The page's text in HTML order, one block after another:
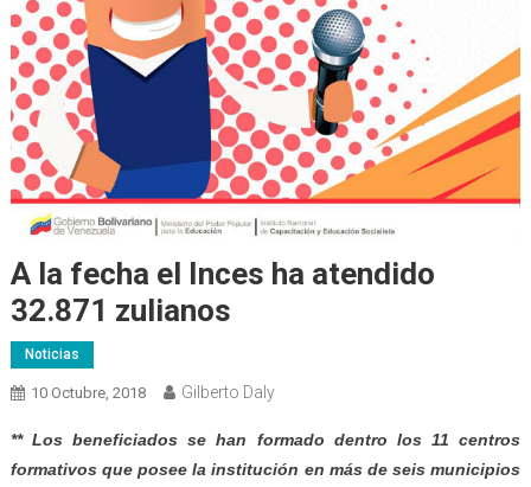
A la fecha el Inces ha atendido
32.871 zulianos
Noticias
10 Octubre, 2018 Gilberto Daly
** Los beneficiados se han formado dentro los 11 centros
formativos que posee la institución en más de seis municipios